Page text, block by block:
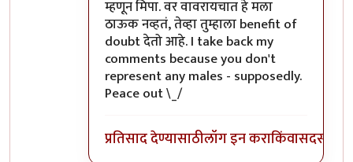
म्हणून मिपा. वर वावरायचात हे मला
ठाऊक नव्हतं, तेव्हा तुम्हाला benefit of
doubt देतो आहे. I take back my
comments because you don't
represent any males - supposedly.
Peace out \_/
प्रतिसाद देण्यासाठीलॉग इन कराकिंवासदस्य व्हा